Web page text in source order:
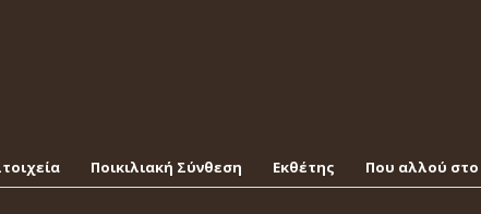
Ποικιλιακή Σύνθεση Εκθέτης Που αλλού